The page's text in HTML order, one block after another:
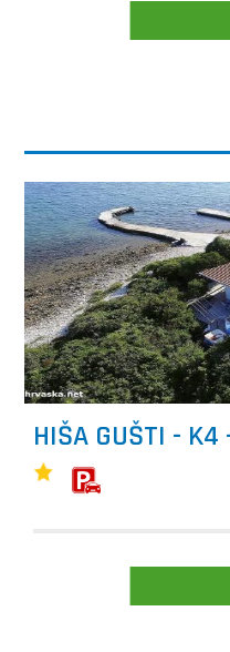
HIŠA GUŠTI - K4